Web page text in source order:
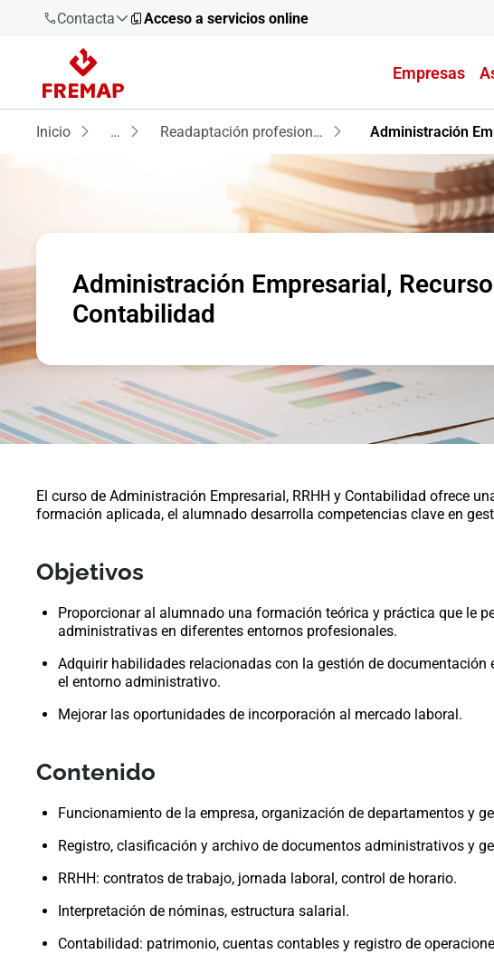
Contacta
900 61 00
61
900 61 00
Acceso a servicios online
Empresas
Inicio … Readaptación profesional Administración
Administración Empresarial,
Contabilidad
El curso de Administración Empresarial, RRHH y Contabilidad ofrece
formación aplicada, el alumnado desarrolla competencias clave en
Objetivos
Proporcionar al alumnado una formación teórica y práctica que le
administrativas en diferentes entornos profesionales.
Adquirir habilidades relacionadas con la gestión de
el entorno administrativo.
Mejorar las oportunidades de incorporación al mercado laboral.
Contenido
Funcionamiento de la empresa, organización de departamentos y
Registro, clasificación y archivo de documentos administrativos y
RRHH: contratos de trabajo, jornada laboral, control de horario.
Interpretación de nóminas, estructura salarial.
Contabilidad: patrimonio, cuentas contables y registro de